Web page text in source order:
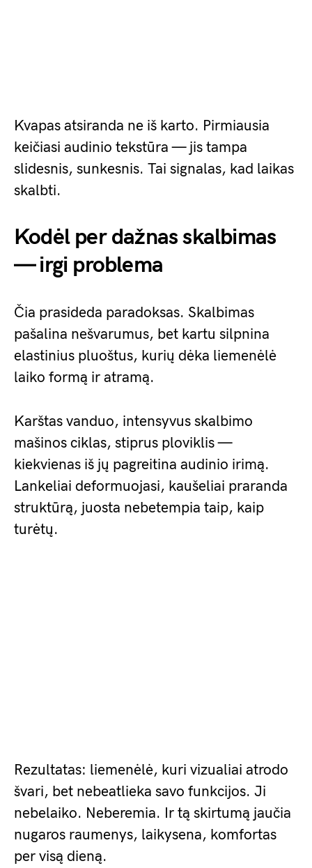
Kvapas atsiranda ne iš karto. Pirmiausia
keičiasi audinio tekstūra — jis tampa
slidesnis, sunkesnis. Tai signalas, kad laikas
skalbti.
Kodėl per dažnas skalbimas
— irgi problema
Čia prasideda paradoksas. Skalbimas
pašalina nešvarumus, bet kartu silpnina
elastinius pluoštus, kurių dėka liemenėlė
laiko formą ir atramą.
Karštas vanduo, intensyvus skalbimo
mašinos ciklas, stiprus ploviklis —
kiekvienas iš jų pagreitina audinio irimą.
Lankeliai deformuojasi, kaušeliai praranda
struktūrą, juosta nebetempia taip, kaip
turėtų.
Rezultatas: liemenėlė, kuri vizualiai atrodo
švari, bet nebeatlieka savo funkcijos. Ji
nebelaiko. Neberemia. Ir tą skirtumą jaučia
nugaros raumenys, laikysena, komfortas
per visą dieną.